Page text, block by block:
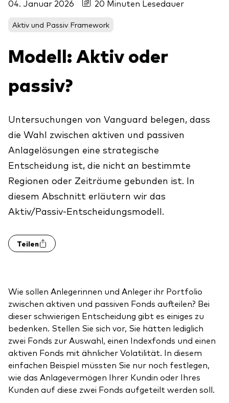
Aktien
Aktive Fonds
ESG / SRI
ETFs
LifeStrategy
Modellportfolios
Multi-asset
Money market
Investieren mit uns
Benchmark-Anbieter
Fondsdokumente und Richtlinien
Marktausblick 2026
Index-Exposure-Analyse
Erfolgreiche Unternehmensführung
Kundenbeziehungen
Financial Planning
Investment Know how
Marktkommentare
Ihr Wissenshub: Studien & Analysen
Dokumente, die Vertrauen schaffen
Kontakt
Betrugsprävention
04. Januar 2026 20 Minuten Lesedauer
Aktiv und Passiv Framework
Modell: Aktiv oder
passiv?
Untersuchungen von Vanguard belegen, dass
die Wahl zwischen aktiven und passiven
Anlagelösungen eine strategische
Entscheidung ist, die nicht an bestimmte
Regionen oder Zeiträume gebunden ist. In
diesem Abschnitt erläutern wir das
Aktiv/Passiv-Entscheidungsmodell.
Teilen
Wie sollen Anlegerinnen und Anleger ihr Portfolio
zwischen aktiven und passiven Fonds aufteilen? Bei
dieser schwierigen Entscheidung gibt es einiges zu
bedenken. Stellen Sie sich vor, Sie hätten lediglich
zwei Fonds zur Auswahl, einen Indexfonds und einen
aktiven Fonds mit ähnlicher Volatilität. In diesem
einfachen Beispiel müssten Sie nur noch festlegen,
wie das Anlagevermögen Ihrer Kundin oder Ihres
Kunden auf diese zwei Fonds aufgeteilt werden soll.